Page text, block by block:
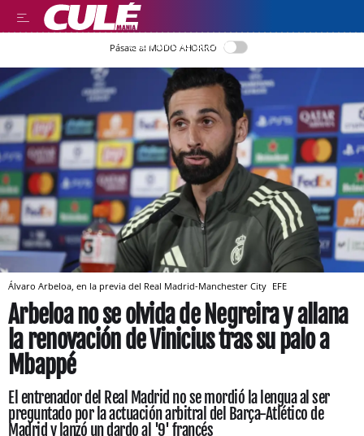
LEER EN CASTELLANO
Pásate al MODO AHORRO
Álvaro Arbeloa, en la previa del Real Madrid-Manchester City EFE
Arbeloa no se olvida de Negreira y allana
la renovación de Vinicius tras su palo a
Mbappé
El entrenador del Real Madrid no se mordió la lengua al ser
preguntado por la actuación arbitral del Barça-Atlético de
Madrid y lanzó un dardo al '9' francés